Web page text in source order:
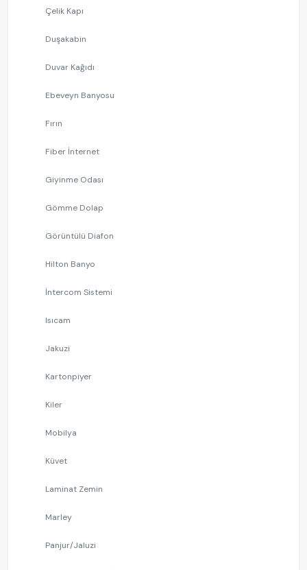
Çelik Kapı
Duşakabin
Duvar Kağıdı
Ebeveyn Banyosu
Fırın
Fiber İnternet
Giyinme Odası
Gömme Dolap
Görüntülü Diafon
Hilton Banyo
İntercom Sistemi
Isıcam
Jakuzi
Kartonpiyer
Kiler
Mobilya
Küvet
Laminat Zemin
Marley
Panjur/Jaluzi